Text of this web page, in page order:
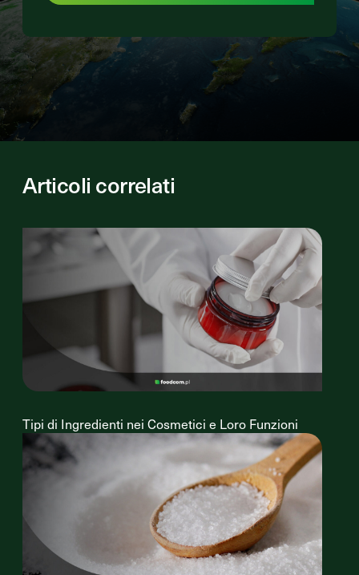
Articoli correlati
Tipi di Ingredienti nei Cosmetici e Loro Funzioni